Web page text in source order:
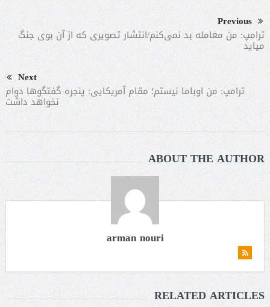
Previous
ترامپ: من معامله بد نمی‌کنم/انتشار تصویری که از آن بوی جنگ
میاید
Next
ترامپ: من اوباما نیستم؛ مقام آمریکایی: پنجره گفتگوها دوام
نخواهد داشت
ABOUT THE AUTHOR
arman nouri
RELATED ARTICLES